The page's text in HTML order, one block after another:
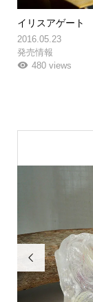
イリスアゲート
2016.05.23
発売情報
480 views
